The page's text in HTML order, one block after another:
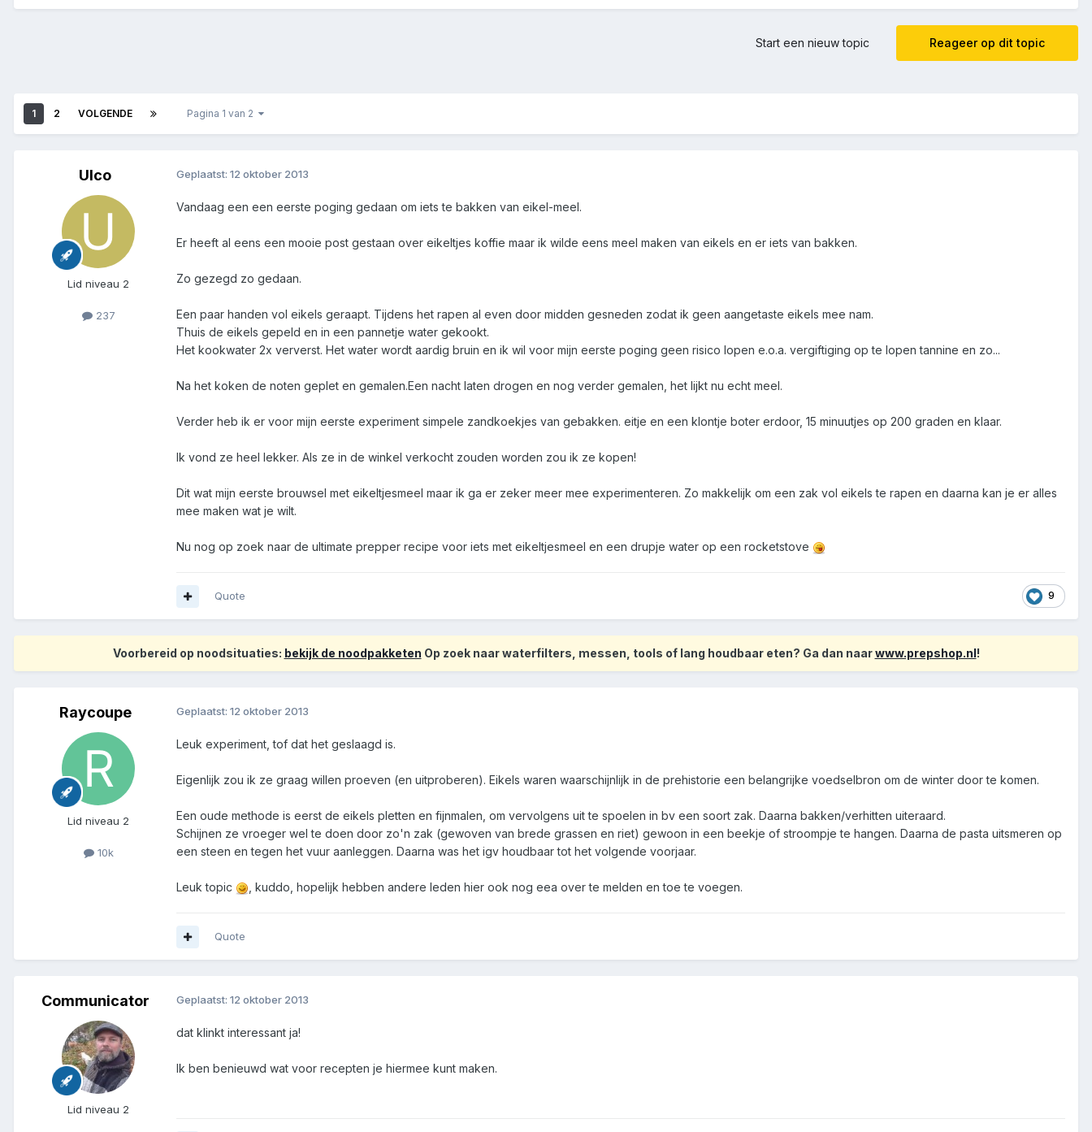
Reageer op dit topic
Start een nieuw topic
1 2 VOLGENDE Pagina 1 van 2
Ulco
Lid niveau 2
237
Geplaatst: 12 oktober 2013
Vandaag een een eerste poging gedaan om iets te bakken van eikel-meel.
Er heeft al eens een mooie post gestaan over eikeltjes koffie maar ik wilde eens meel maken van eikels en er iets van bakken.
Zo gezegd zo gedaan.
Een paar handen vol eikels geraapt. Tijdens het rapen al even door midden gesneden zodat ik geen aangetaste eikels mee nam.
Thuis de eikels gepeld en in een pannetje water gekookt.
Het kookwater 2x ververst. Het water wordt aardig bruin en ik wil voor mijn eerste poging geen risico lopen e.o.a. vergiftiging op te lopen tannine en zo...
Na het koken de noten geplet en gemalen.Een nacht laten drogen en nog verder gemalen, het lijkt nu echt meel.
Verder heb ik er voor mijn eerste experiment simpele zandkoekjes van gebakken. eitje en een klontje boter erdoor, 15 minuutjes op 200 graden en klaar.
Ik vond ze heel lekker. Als ze in de winkel verkocht zouden worden zou ik ze kopen!
Dit wat mijn eerste brouwsel met eikeltjesmeel maar ik ga er zeker meer mee experimenteren. Zo makkelijk om een zak vol eikels te rapen en daarna kan je er alles
mee maken wat je wilt.
Nu nog op zoek naar de ultimate prepper recipe voor iets met eikeltjesmeel en een drupje water op een rocketstove
9
Quote
Voorbereid op noodsituaties: bekijk de noodpakketen Op zoek naar waterfilters, messen, tools of lang houdbaar eten? Ga dan naarwww.prepshop.nl!
Raycoupe
Lid niveau 2
10k
Geplaatst: 12 oktober 2013
Leuk experiment, tof dat het geslaagd is.
Eigenlijk zou ik ze graag willen proeven (en uitproberen). Eikels waren waarschijnlijk in de prehistorie een belangrijke voedselbron om de winter door te komen.
Een oude methode is eerst de eikels pletten en fijnmalen, om vervolgens uit te spoelen in bv een soort zak. Daarna bakken/verhitten uiteraard.
Schijnen ze vroeger wel te doen door zo'n zak (gewoven van brede grassen en riet) gewoon in een beekje of stroompje te hangen. Daarna de pasta uitsmeren op
een steen en tegen het vuur aanleggen. Daarna was het igv houdbaar tot het volgende voorjaar.
Leuk topic , kuddo, hopelijk hebben andere leden hier ook nog eea over te melden en toe te voegen.
Quote
Communicator
Lid niveau 2
Geplaatst: 12 oktober 2013
dat klinkt interessant ja!
Ik ben benieuwd wat voor recepten je hiermee kunt maken.